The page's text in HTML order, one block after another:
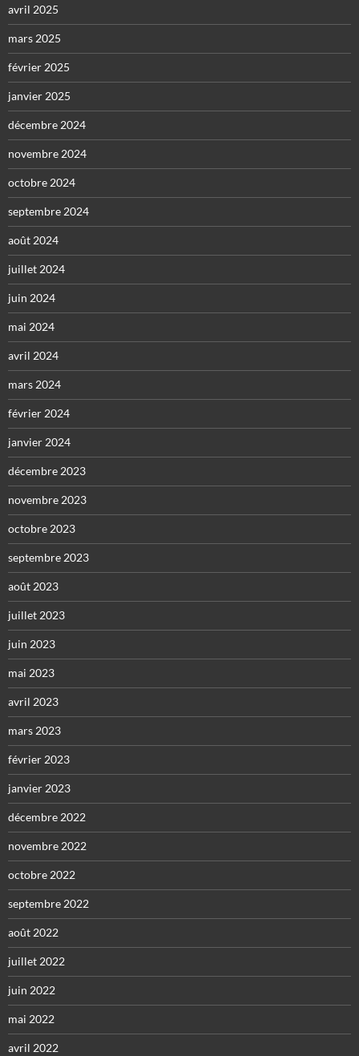
avril 2025
mars 2025
février 2025
janvier 2025
décembre 2024
novembre 2024
octobre 2024
septembre 2024
août 2024
juillet 2024
juin 2024
mai 2024
avril 2024
mars 2024
février 2024
janvier 2024
décembre 2023
novembre 2023
octobre 2023
septembre 2023
août 2023
juillet 2023
juin 2023
mai 2023
avril 2023
mars 2023
février 2023
janvier 2023
décembre 2022
novembre 2022
octobre 2022
septembre 2022
août 2022
juillet 2022
juin 2022
mai 2022
avril 2022